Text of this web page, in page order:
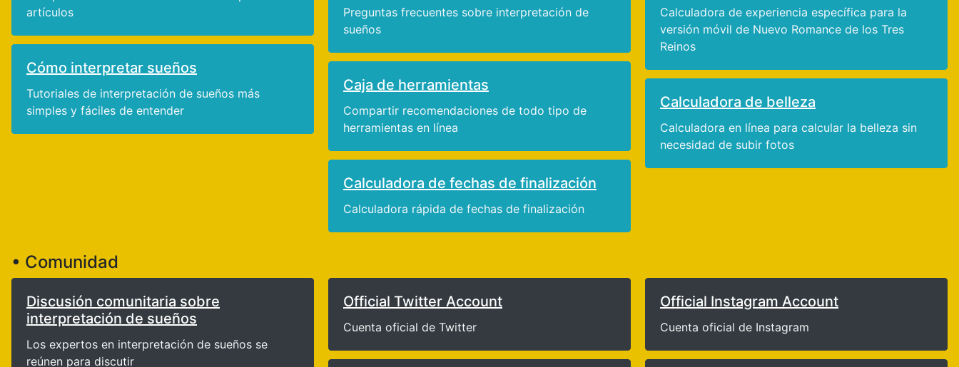
artículos
Cómo interpretar sueños
Tutoriales de interpretación de sueños más
simples y fáciles de entender
Preguntas frecuentes sobre interpretación de
sueños
Caja de herramientas
Compartir recomendaciones de todo tipo de
herramientas en línea
Calculadora de fechas de finalización
Calculadora rápida de fechas de finalización
Calculadora de experiencia específica para la
versión móvil de Nuevo Romance de los Tres
Reinos
Calculadora de belleza
Calculadora en línea para calcular la belleza sin
necesidad de subir fotos
• Comunidad
Discusión comunitaria sobre
interpretación de sueños
Los expertos en interpretación de sueños se
reúnen para discutir
Official Twitter Account
Cuenta oficial de Twitter
Official Instagram Account
Cuenta oficial de Instagram